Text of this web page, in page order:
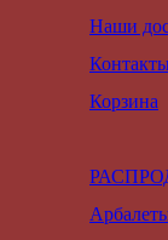
Наши
Корзина